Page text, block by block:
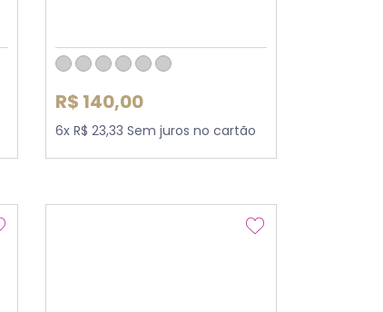
R$ 140,00
6x R$ 23,33 Sem juros no cartão